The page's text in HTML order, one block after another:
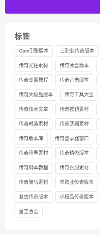
标签
Gom引擎版本 三职业传奇版本
传奇光柱素材 传奇冰雪版本
传奇变量教程 传奇合击版本
传奇大极品版本 传奇工具大全
传奇技术文章 传奇按钮素材
传奇时装素材 传奇武器素材
传奇版本库 传奇登录器窗口
传奇称号素材 传奇精修版本
传奇脚本教程 传奇衣服素材
传奇骑马素材 单职业传奇版本
复古传奇版本 小极品传奇版本
星王合击